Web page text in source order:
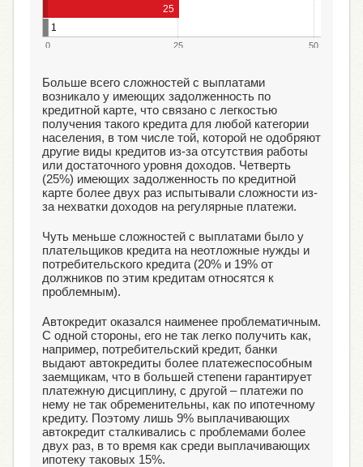
25
1
0 25 50
Больше всего сложностей с выплатами
возникало у имеющих задолженность по
кредитной карте, что связано с легкостью
получения такого кредита для любой категории
населения, в том числе той, которой не одобряют
другие виды кредитов из-за отсутствия работы
или достаточного уровня доходов. Четверть
(25%) имеющих задолженность по кредитной
карте более двух раз испытывали сложности из-
за нехватки доходов на регулярные платежи.
Чуть меньше сложностей с выплатами было у
плательщиков кредита на неотложные нужды и
потребительского кредита (20% и 19% от
должников по этим кредитам относятся к
проблемным).
Автокредит оказался наименее проблематичным.
С одной стороны, его не так легко получить как,
например, потребительский кредит, банки
выдают автокредиты более платежеспособным
заемщикам, что в большей степени гарантирует
платежную дисциплину, с другой – платежи по
нему не так обременительны, как по ипотечному
кредиту. Поэтому лишь 9% выплачивающих
автокредит сталкивались с проблемами более
двух раз, в то время как среди выплачивающих
ипотеку таковых 15%.